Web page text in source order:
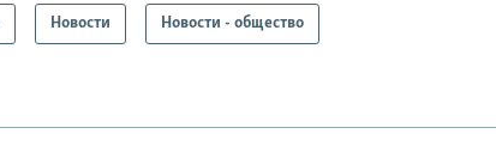
Новости Новости - общество